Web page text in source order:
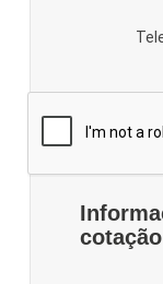
cotação